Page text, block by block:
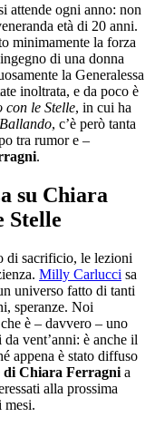
attende ogni anno: non
età di 20 anni.
minimamente la forza
di una donna
la Generalessa
inoltrata, e da poco è
le Stelle, in cui ha
Ballando, c’è però tanta
tra rumor e –
.
su Chiara
Stelle
di sacrificio, le lezioni
Milly Carlucci sa
universo fatto di tanti
speranze. Noi
è – davvero – uno
vent’anni: è anche il
appena è stato diffuso
di Chiara Ferragni a
alla prossima
mesi.